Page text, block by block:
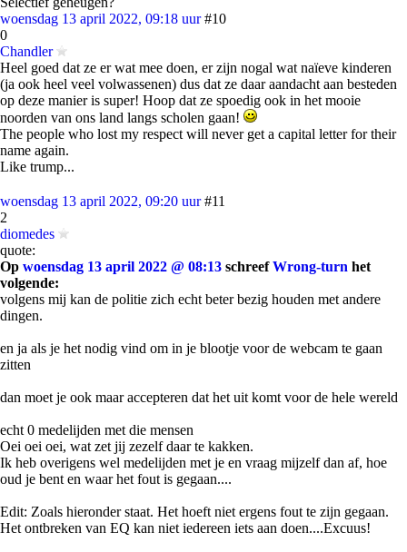
woensdag 13 april 2022, 09:18 uur #10
0
Chandler
Heel goed dat ze er wat mee doen, er zijn nogal wat naïeve kinderen
(ja ook heel veel volwassenen) dus dat ze daar aandacht aan besteden
op deze manier is super! Hoop dat ze spoedig ook in het mooie
noorden van ons land langs scholen gaan!
The people who lost my respect will never get a capital letter for their
name again.
Like trump...
woensdag 13 april 2022, 09:20 uur #11
2
diomedes
quote:
Op woensdag 13 april 2022 @ 08:13 schreefWrong-turn het
volgende:
volgens mij kan de politie zich echt beter bezig houden met andere
dingen.
en ja als je het nodig vind om in je blootje voor de webcam te gaan
zitten
dan moet je ook maar accepteren dat het uit komt voor de hele wereld
echt 0 medelijden met die mensen
Oei oei oei, wat zet jij zezelf daar te kakken.
Ik heb overigens wel medelijden met je en vraag mijzelf dan af, hoe
oud je bent en waar het fout is gegaan....
Edit: Zoals hieronder staat. Het hoeft niet ergens fout te zijn gegaan.
Het ontbreken van EQ kan niet iedereen iets aan doen....Excuus!